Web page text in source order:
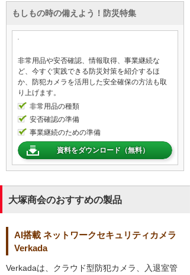
もしもの時の備えよう！防災特集
非常用品や安否確認、情報取得、事業継続な
ど、今すぐ実践できる防災対策を紹介するほ
か、防犯カメラを活用した安全確保の方法も取
り上げます。
非常用品の種類
安否確認の準備
事業継続のための準備
資料をダウンロード（無料）
大塚商会のおすすめの製品
AI搭載 ネットワークセキュリティカメラ
Verkada
Verkadaは、クラウド型防犯カメラ、入退室管